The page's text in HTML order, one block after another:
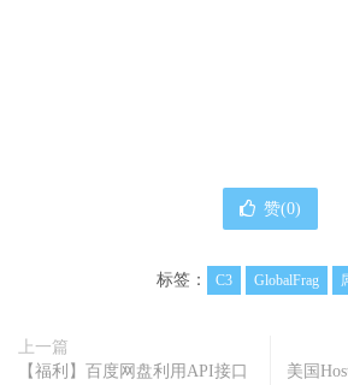
赞(0)
标签： C3 GlobalFrag
上一篇
【福利】百度网盘利用API接口
美国